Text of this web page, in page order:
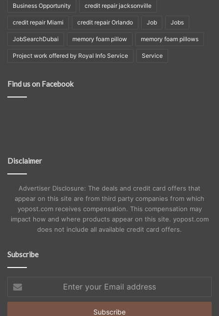
Business Opportunity credit repair jacksonville
credit repair Miami credit repair Orlando Job Jobs
JobSearchDubai memory foam pillow memory foam pillows
Project work offered by Royal Info Service Service
Find us on Facebook
Disclaimer
Advertiser Disclosure: The deals and credit card offers that
appear on this site are from third party companies from which
yopost.com receives compensation. This compensation may
impact how and where products appear on this site. yopost.com
does not include all available credit card offers.
Subscribe
your
Email